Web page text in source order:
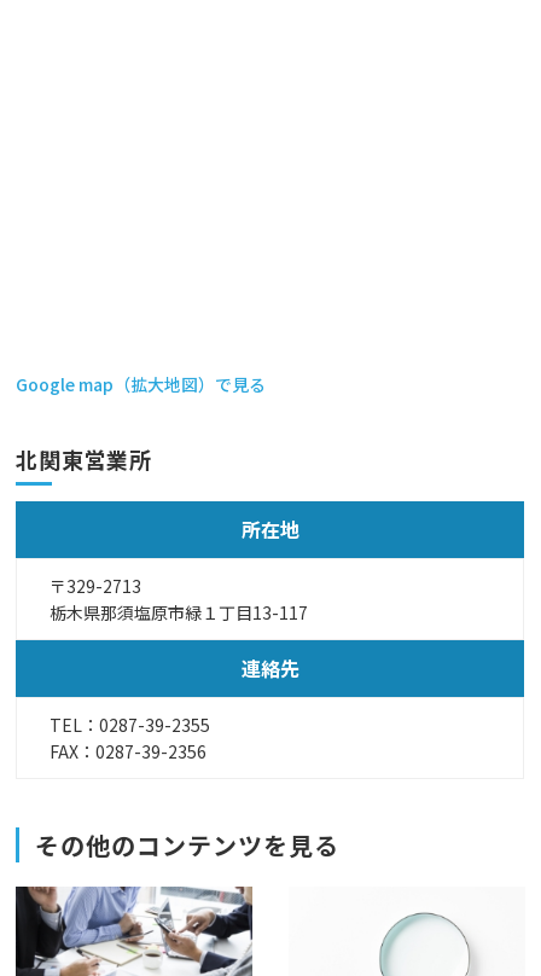
Google map（拡大地図）で見る
北関東営業所
所在地
〒329-2713
栃木県那須塩原市緑１丁目13-117
連絡先
TEL：0287-39-2355
FAX：0287-39-2356
その他のコンテンツを見る